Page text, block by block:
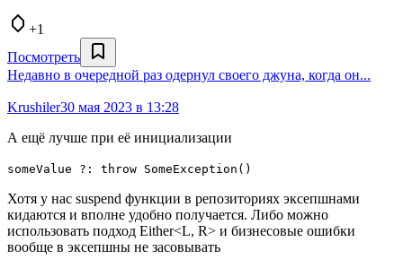
+1
Посмотреть
Недавно в очередной раз одернул своего джуна, когда он...
Krushiler30 мая 2023 в 13:28
А ещё лучше при её инициализации
someValue ?: throw SomeException()
Хотя у нас suspend функции в репозиториях эксепшнами
кидаются и вполне удобно получается. Либо можно
использовать подход Either<L, R> и бизнесовые ошибки
вообще в эксепшны не засовывать